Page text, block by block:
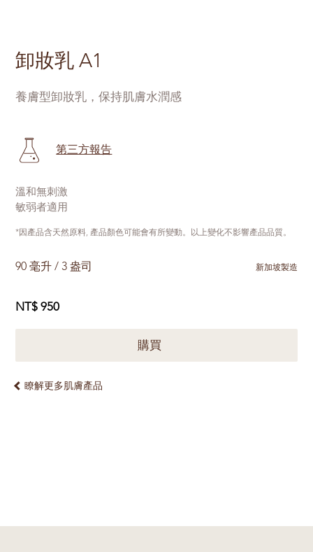
卸妝乳 A1
養膚型卸妝乳，保持肌膚水潤感
第三方報告
溫和無刺激
敏弱者適用
*因產品含天然原料, 產品顏色可能會有所變動。以上變化不影響產品品質。
90 毫升 / 3 盎司 新加坡製造
NT$ 950
購買
瞭解更多肌膚產品